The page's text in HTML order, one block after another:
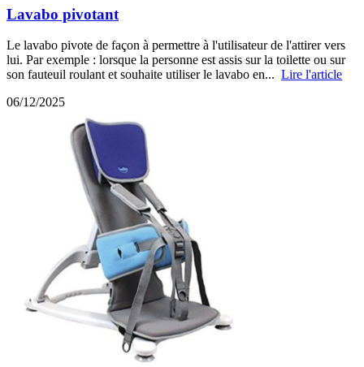
Lavabo pivotant
Le lavabo pivote de façon à permettre à l'utilisateur de l'attirer vers
lui. Par exemple : lorsque la personne est assis sur la toilette ou sur
son fauteuil roulant et souhaite utiliser le lavabo en... Lire l'article
06/12/2025